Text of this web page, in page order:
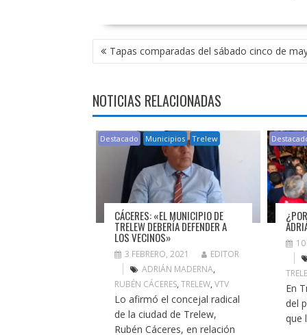
NAVEGACIÓN
DE Tapas comparadas del sábado cinco de
NOTICIAS RELACIONADAS
Destacado Municipios Trelew
CÁCERES: «EL MUNICIPIO DE
TRELEW DEBERÍA DEFENDER A
LOS VECINOS»
3 FEBRERO, 2021
EDITOR
ADRIÁN MADERNA,
RUBÉN CÁCERES, TRELEW, VTV
Lo afirmó el concejal radical
de la ciudad de Trelew,
Rubén Cáceres, en relación
En
del
que